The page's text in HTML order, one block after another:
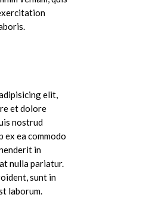
elit,
et dolore
nostrud
ea commodo
in
nulla pariatur.
sunt in
laborum.